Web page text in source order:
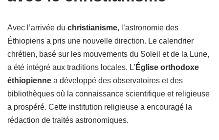
Avec l’arrivée du christianisme, l’astronomie des
Éthiopiens a pris une nouvelle direction. Le calendrier
chrétien, basé sur les mouvements du Soleil et de la Lune,
a été intégré aux traditions locales. L’ Église orthodoxe
éthiopienne a développé des observatoires et des
bibliothèques où la connaissance scientifique et religieuse
a prospéré. Cette institution religieuse a encouragé la
rédaction de traités astronomiques.